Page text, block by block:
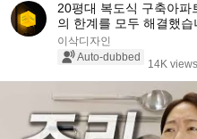
20평대 복도식 구축아
의 한계를 모두 해결했습
신당동 남산타운 25평 아
이삭디자인
Auto-dubbed
14K views